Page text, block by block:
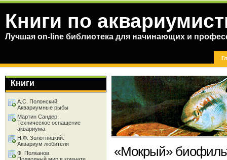
Книги по
Лучшая on-line библиотека для начинающих и
«Мокрый»
Книги
А.С. Полонский.
Аквариумные рыбы
Мартин Сандер.
Техническое оснащение
аквариума
Н.Ф. Золотницкий.
Аквариум любителя
Ф. Полканов.